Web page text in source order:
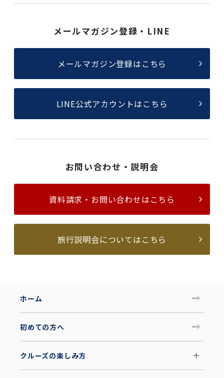
メールマガジン登録・LINE
メールマガジン登録はこちら
LINE公式アカウントはこちら
お問い合わせ・説明会
資料請求・お問い合わせはこちら
旅行説明会についてはこちら
ホーム
初めての方へ
クルーズの楽しみ方